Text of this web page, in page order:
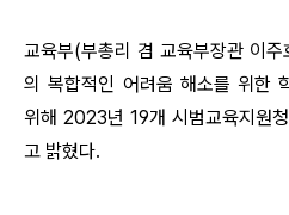
교육부(부총리 겸 교육부장관 이
의 복합적인 어려움 해소를 위한
위해 2023년 19개 시범교육지원
고 밝혔다.